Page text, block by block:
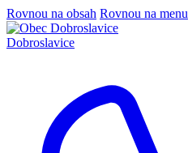
Rovnou na obsah Rovnou na menu
Dobroslavice